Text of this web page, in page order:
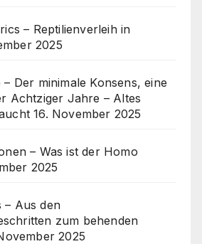
– Reptilienverleih in
2025
– Der minimale Konsens, eine
Achtziger Jahre – Altes
16. November 2025
– Was ist der Homo
2025
– Aus den
zum behenden
2025